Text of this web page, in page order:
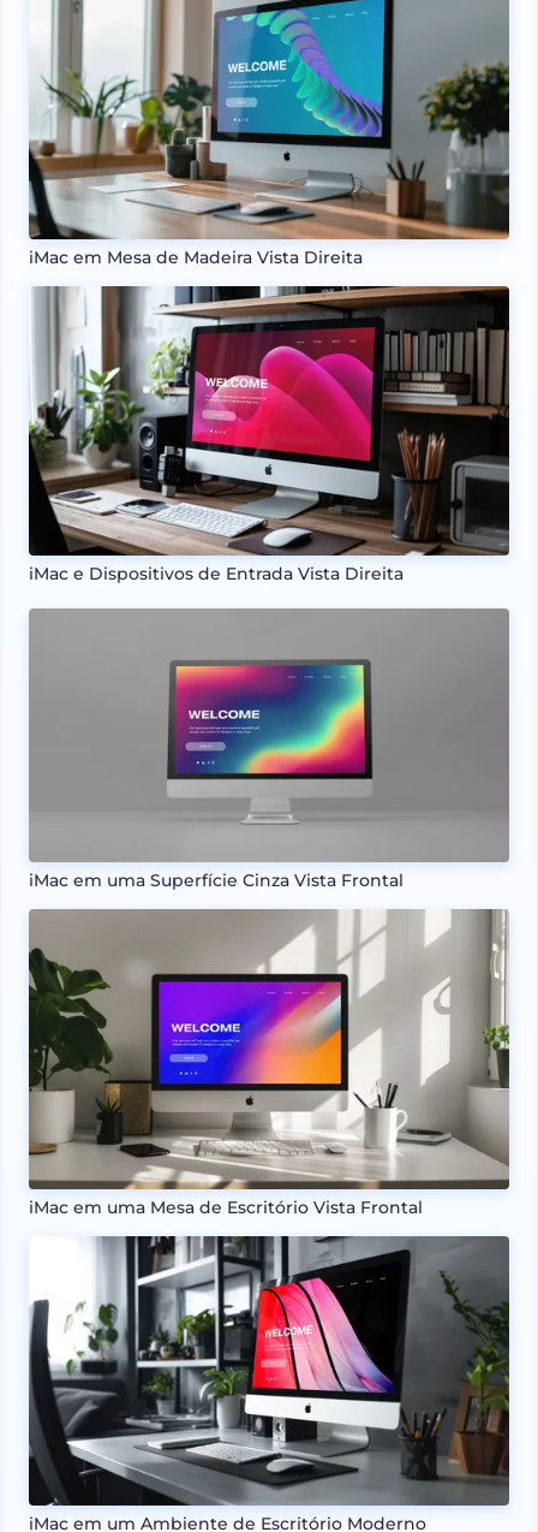
iMac em Mesa de Madeira Vista Direita
iMac e Dispositivos de Entrada Vista Direita
iMac em uma Superfície Cinza Vista Frontal
iMac em uma Mesa de Escritório Vista Frontal
iMac em um Ambiente de Escritório Moderno